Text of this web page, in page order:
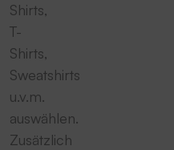
Shirts,
T-
Shirts,
Sweatshirts
u.v.m.
auswählen.
Zusätzlich